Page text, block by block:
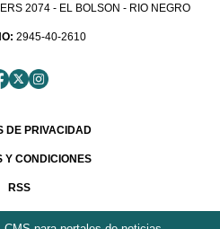
2074 - EL BOLSON - RIO NEGRO
2945-40-2610
DE PRIVACIDAD
Y CONDICIONES
RSS